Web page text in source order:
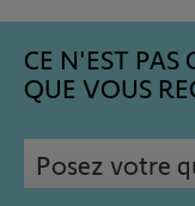
CE N'EST PAS
QUE VOUS
Posez votre